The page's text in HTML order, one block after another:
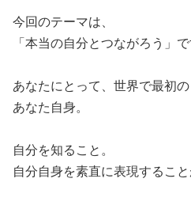
今回のテーマは、
「本当の自分とつながろう」で
あなたにとって、世界で最初の
あなた自身。
自分を知ること。
自分自身を素直に表現すること